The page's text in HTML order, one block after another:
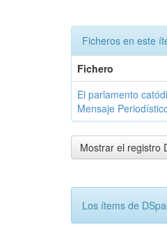
Ficheros en este
Fichero
El parlamento
Mensaje
Mostrar el registro
Los ítems de